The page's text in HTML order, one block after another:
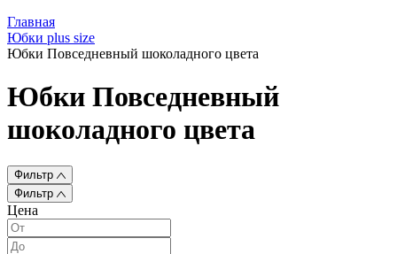
Главная
Юбки plus size
Юбки Повседневный шоколадного цвета
Юбки Повседневный
шоколадного цвета
Фильтр
Фильтр
Цена